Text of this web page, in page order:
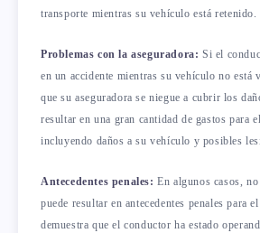
transporte mientras su vehículo está retenido.
Problemas con la aseguradora: Si el
en un accidente mientras su vehículo no está
que su aseguradora se niegue a cubrir los
resultar en una gran cantidad de gastos para
incluyendo daños a su vehículo y posibles
Antecedentes penales: En algunos casos,
puede resultar en antecedentes penales para
demuestra que el conductor ha estado